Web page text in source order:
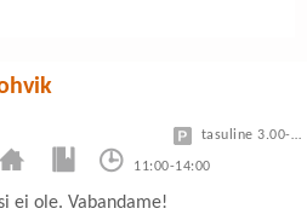
11:00-14:00
tasuline 3.00-7.50
ei ole. Vabandame!